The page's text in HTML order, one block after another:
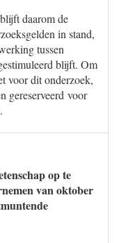
daarom de
in stand,
tussen
blijft. Om
voor dit onderzoek,
gereserveerd voor
op te
van oktober